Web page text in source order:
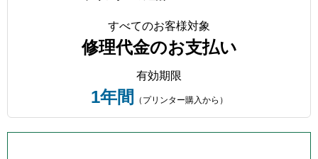
すべてのお客様対象
修理代金のお支払い
有効期限
1年間 （プリンター購入から）